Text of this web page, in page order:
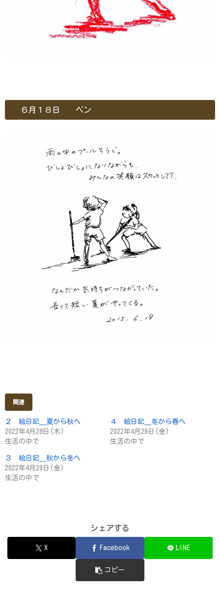
６月１８日 ペン
関連
２ 絵日記＿夏から秋へ
2022年4月28日(木)
生活の中で
４ 絵日記＿冬から春へ
2022年4月29日(金)
生活の中で
３ 絵日記＿秋から冬へ
2022年4月29日(金)
生活の中で
シェアする
X Facebook LINE
コピー